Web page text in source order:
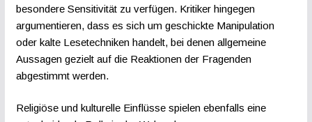
besondere Sensitivität zu verfügen. Kritiker hingegen
argumentieren, dass es sich um geschickte Manipulation
oder kalte Lesetechniken handelt, bei denen allgemeine
Aussagen gezielt auf die Reaktionen der Fragenden
abgestimmt werden.
Religiöse und kulturelle Einflüsse spielen ebenfalls eine